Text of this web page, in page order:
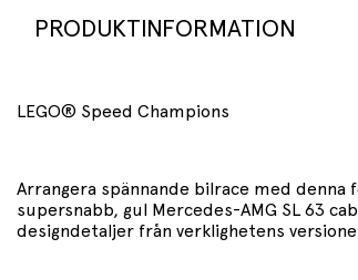
PRODUKTINFORMATION
LEGO® Speed Champions
Arrangera spännande bilrace med denna
supersnabb, gul Mercedes-AMG SL 63
designdetaljer från verklighetens